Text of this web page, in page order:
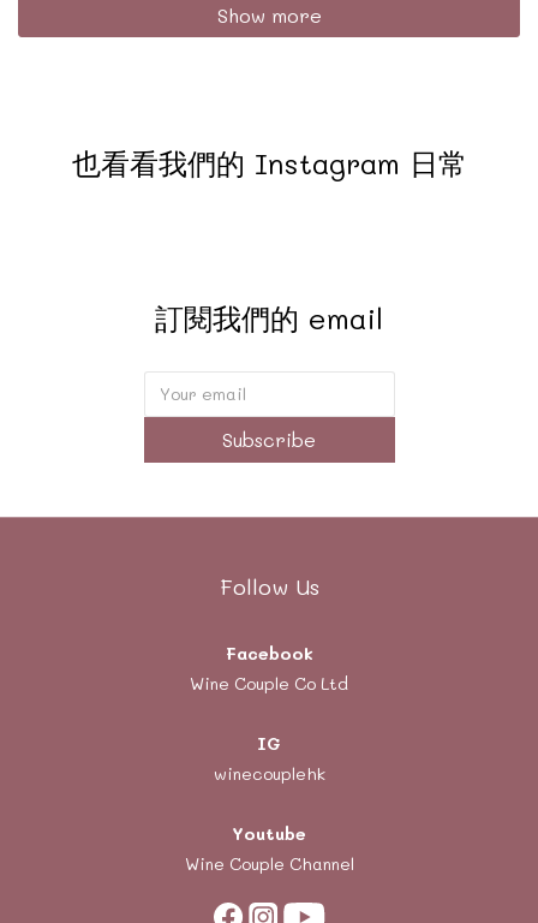
Show more
也看看我們的 Instagram 日常
訂閱我們的 email
Subscribe
Follow Us
Facebook
Wine Couple Co Ltd
IG
winecouplehk
Youtube
Wine Couple Channel